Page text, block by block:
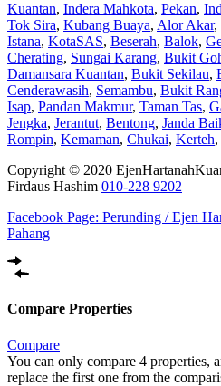
Kuantan, Indera Mahkota, Pekan,
Tok Sira, Kubang Buaya, Alor Akar,
Istana, KotaSAS, Beserah, Balok,
Cherating, Sungai Karang, Bukit
Damansara Kuantan, Bukit Sekilau,
Cenderawasih, Semambu, Bukit
Isap, Pandan Makmur, Taman Tas,
Jengka, Jerantut, Bentong, Janda
Rompin, Kemaman, Chukai, Kerteh,
Copyright © 2020
Firdaus Hashim 010-228 9202
Facebook Page: Perunding / Ejen
Pahang
Compare Properties
Compare
You can only compare 4 properties,
replace the first one from the